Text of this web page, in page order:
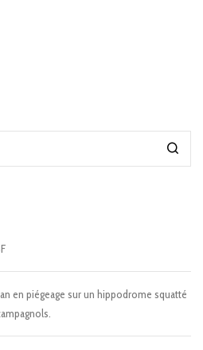
en piégeage sur un hippodrome squatté